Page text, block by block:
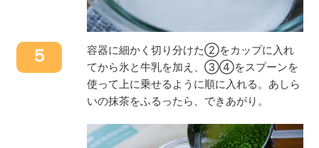
５
容器に細かく切り分けた②をカップに入れ
てから氷と牛乳を加え、③④をスプーンを
使って上に乗せるように順に入れる。あしら
いの抹茶をふるったら、できあがり。